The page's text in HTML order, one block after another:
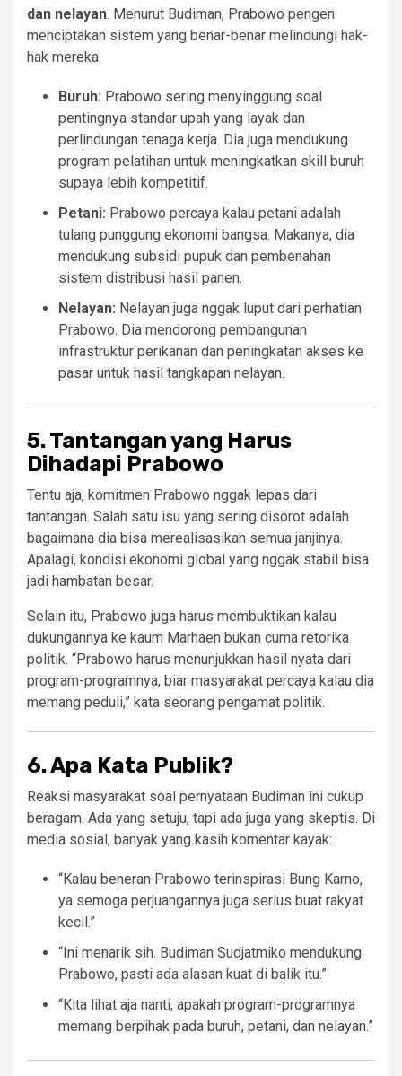
dan nelayan. Menurut Budiman, Prabowo pengen
menciptakan sistem yang benar-benar melindungi hak-
hak mereka.
Buruh: Prabowo sering menyinggung soal
pentingnya standar upah yang layak dan
perlindungan tenaga kerja. Dia juga mendukung
program pelatihan untuk meningkatkan skill buruh
supaya lebih kompetitif.
Petani: Prabowo percaya kalau petani adalah
tulang punggung ekonomi bangsa. Makanya, dia
mendukung subsidi pupuk dan pembenahan
sistem distribusi hasil panen.
Nelayan: Nelayan juga nggak luput dari perhatian
Prabowo. Dia mendorong pembangunan
infrastruktur perikanan dan peningkatan akses ke
pasar untuk hasil tangkapan nelayan.
5. Tantangan yang Harus
Dihadapi Prabowo
Tentu aja, komitmen Prabowo nggak lepas dari
tantangan. Salah satu isu yang sering disorot adalah
bagaimana dia bisa merealisasikan semua janjinya.
Apalagi, kondisi ekonomi global yang nggak stabil bisa
jadi hambatan besar.
Selain itu, Prabowo juga harus membuktikan kalau
dukungannya ke kaum Marhaen bukan cuma retorika
politik. “Prabowo harus menunjukkan hasil nyata dari
program-programnya, biar masyarakat percaya kalau dia
memang peduli,” kata seorang pengamat politik.
6. Apa Kata Publik?
Reaksi masyarakat soal pernyataan Budiman ini cukup
beragam. Ada yang setuju, tapi ada juga yang skeptis. Di
media sosial, banyak yang kasih komentar kayak:
“Kalau beneran Prabowo terinspirasi Bung Karno,
ya semoga perjuangannya juga serius buat rakyat
kecil.”
“Ini menarik sih. Budiman Sudjatmiko mendukung
Prabowo, pasti ada alasan kuat di balik itu.”
“Kita lihat aja nanti, apakah program-programnya
memang berpihak pada buruh, petani, dan nelayan.”